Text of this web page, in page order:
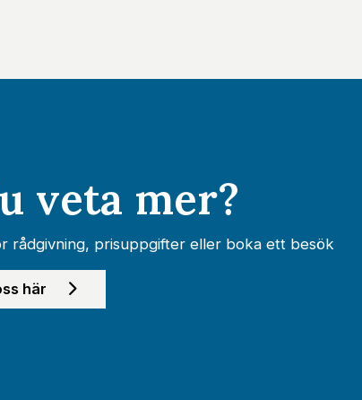
veta mer?
rådgivning, prisuppgifter eller boka ett besök
här